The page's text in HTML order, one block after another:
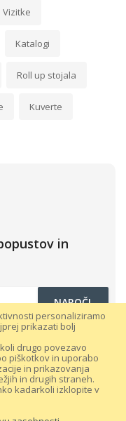
personaliziramo
prikazati bolj
drugo povezavo
piškotkov in uporabo
in prikazovanja
in drugih straneh.
kadarkoli izklopite v
Vizitke
Katalogi
Roll up stojala
Kuverte
in
NAROČI
Splošni pogoji poslovanja